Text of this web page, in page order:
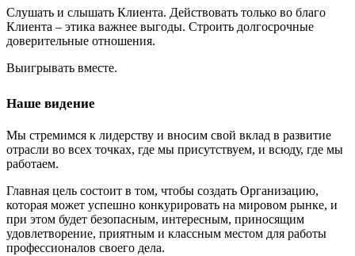
Слушать и слышать Клиента. Действовать только во благо
Клиента – этика важнее выгоды. Строить долгосрочные
доверительные отношения.
Выигрывать вместе.
Наше видение
Мы стремимся к лидерству и вносим свой вклад в развитие
отрасли во всех точках, где мы присутствуем, и всюду, где мы
работаем.
Главная цель состоит в том, чтобы создать Организацию,
которая может успешно конкурировать на мировом рынке, и
при этом будет безопасным, интересным, приносящим
удовлетворение, приятным и классным местом для работы
профессионалов своего дела.